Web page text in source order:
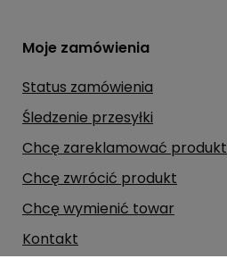
Moje zamówienia
Status zamówienia
Śledzenie przesyłki
Chcę zareklamować produkt
Chcę zwrócić produkt
Chcę wymienić towar
Kontakt